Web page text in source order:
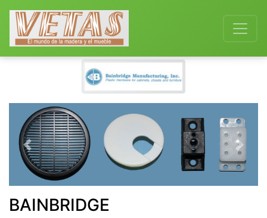
Previous Next
BAINBRIDGE